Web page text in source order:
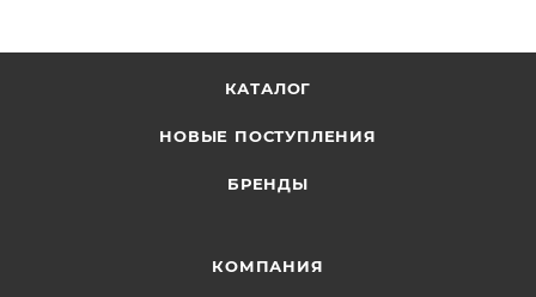
КАТАЛОГ
НОВЫЕ ПОСТУПЛЕНИЯ
БРЕНДЫ
КОМПАНИЯ